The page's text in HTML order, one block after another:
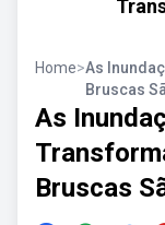
Home>As
Bruscas
As
Bruscas